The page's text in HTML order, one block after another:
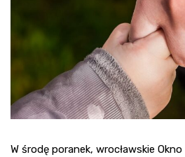
W środę poranek, wrocławskie